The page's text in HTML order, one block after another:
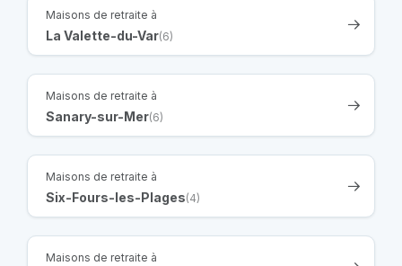
Maisons de retraite à
La Valette-du-Var(6)
Maisons de retraite à
Sanary-sur-Mer(6)
Maisons de retraite à
Six-Fours-les-Plages(4)
Maisons de retraite à